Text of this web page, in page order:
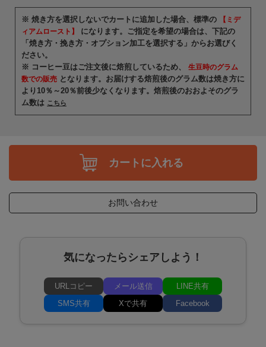
※ 焼き方を選択しないでカートに追加した場合、標準の
【ミデ
ィアムロースト】
になります。ご指定を希望の場合は、下記の
「焼き方・挽き方・オプション加工を選択する」からお選びく
ださい。
※ コーヒー豆はご注文後に焙煎しているため、 生豆時のグラム
数での販売 となります。お届けする焙煎後のグラム数は焼き方に
より10％～20％前後少なくなります。焙煎後のおおよそのグラ
ム数は こちら
カートに入れる
お問い合わせ
気になったらシェアしよう！
URLコピー メール送信
LINE共有
SMS共有
Xで共有 Facebook